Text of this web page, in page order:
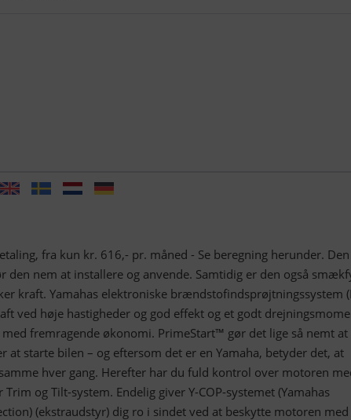
fra kun kr. 616,- pr. måned - Se beregning herunder.
den nem at installere og anvende. Samtidig er den også
kraft. Yamahas elektroniske brændstofindsprøjtningssystem
ved høje hastigheder og god effekt og et godt
fremragende økonomi. PrimeStart™ gør det lige så nemt at
at starte bilen – og eftersom det er en Yamaha, betyder det, at
hver gang. Herefter har du fuld kontrol over motoren
og Tilt-system. Endelig giver Y-COP-systemet (Yamahas
(ekstraudstyr) dig ro i sindet ved at beskytte motoren med